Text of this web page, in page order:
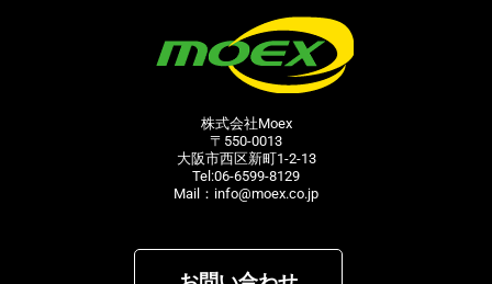
株式会社Moex
〒550-0013
大阪市西区新町1-2-13
Tel:06-6599-8129
Mail：info@moex.co.jp